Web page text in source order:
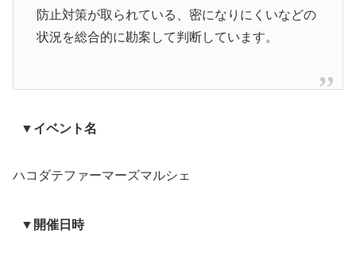
防止対策が取られている、密になりにくいなどの
状況を総合的に勘案して判断しています。
▼イベント名
ハコダテファーマーズマルシェ
▼開催日時